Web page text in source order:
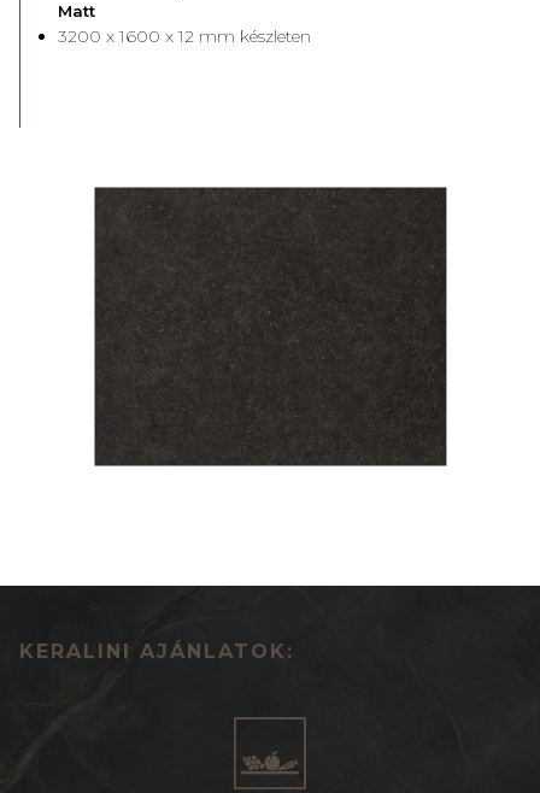
Matt
3200 x 1600 x 12 mm készleten
KERALINI AJÁNLATOK: